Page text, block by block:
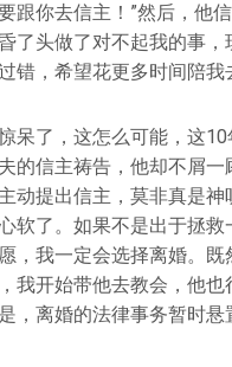
跟你去信主！”然后，他
了头做了对不起我的事，
错，希望花更多时间陪我
呆了，这怎么可能，这10
的信主祷告，他却不屑一
动提出信主，莫非真是神
软了。如果不是出于拯救
，我一定会选择离婚。既
我开始带他去教会，他也
，离婚的法律事务暂时悬